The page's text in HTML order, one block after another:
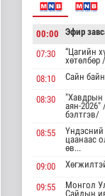
00:00 Эфир
07:30
“Цагийн
хөтөлбөр
08:10
Сайн
08:30
"Хавдрын
аян-2026"
бэлтгэв/
08:55
Үндэсний
цаанаас
өв...
09:00
09:55
Монгол
Сайдын